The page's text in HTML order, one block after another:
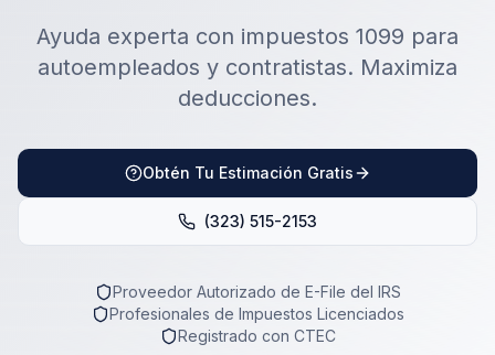
Ayuda experta con impuestos 1099 para
autoempleados y contratistas. Maximiza
deducciones.
Obtén Tu Estimación Gratis
(323) 515-2153
Proveedor Autorizado de E-File del IRS
Profesionales de Impuestos Licenciados
Registrado con CTEC